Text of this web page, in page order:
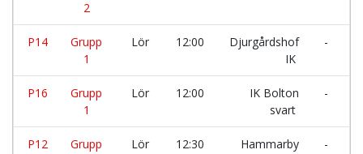
2
P14
Grupp
1
Lör 12:00
Djurgårdshof
IK
-
P16
Grupp
1
Lör 12:00
IK Bolton
svart
-
P12
Grupp
Lör 12:30
Hammarby
-